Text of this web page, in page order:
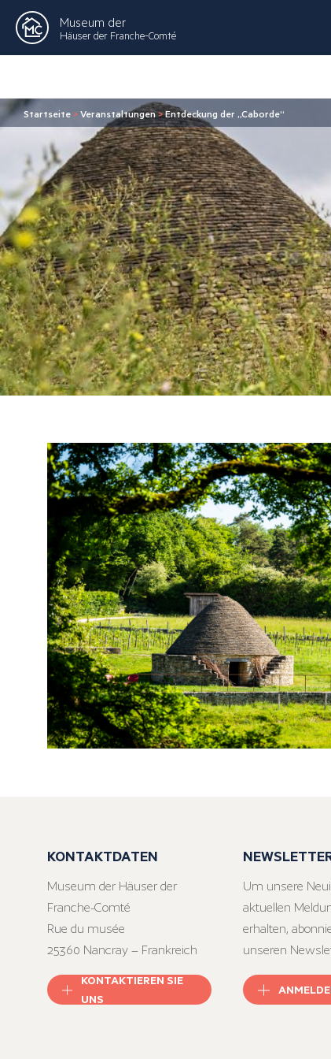
Museum der
Häuser der Franche-Comté
Startseite >Veranstaltungen>Entdeckung der „Caborde“
KONTAKTDATEN
Museum der Häuser der
Franche-Comté
Rue du musée
25360 Nancray – Frankreich
KONTAKTIEREN SIE
UNS
Um unsere
aktuellen
erhalten,
unseren